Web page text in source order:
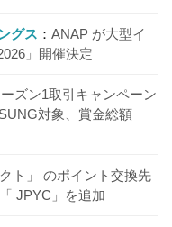
グス
ANAP が大型イ
」開催決定
ズン1取引キャンペーン
対象、賞金総額
クト」 のポイント交換先
JPYC」を追加